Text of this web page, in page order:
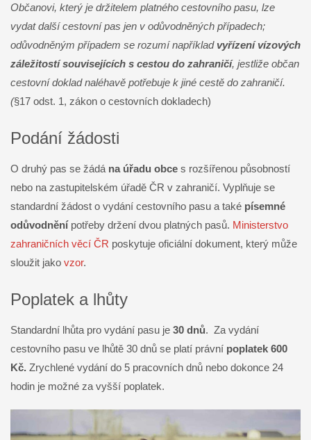
Občanovi, který je držitelem platného cestovního pasu, lze
vydat další cestovní pas jen v odůvodněných případech;
odůvodněným případem se rozumí například vyřízení vízových
záležitostí souvisejících s cestou do zahraničí, jestliže občan
cestovní doklad naléhavě potřebuje k jiné cestě do zahraničí.
(§17 odst. 1, zákon o cestovních dokladech)
Podání žádosti
O druhý pas se žádá na úřadu obce s rozšířenou působností
nebo na zastupitelském úřadě ČR v zahraničí. Vyplňuje se
standardní žádost o vydání cestovního pasu a také písemné
odůvodněnípotřeby držení dvou platných pasů. Ministerstvo
zahraničních věcí ČR poskytuje oficiální dokument, který může
sloužit jako vzor.
Poplatek a lhůty
Standardní lhůta pro vydání pasu je 30 dnů. Za vydání
cestovního pasu ve lhůtě 30 dnů se platí právní poplatek 600
Kč. Zrychlené vydání do 5 pracovních dnů nebo dokonce 24
hodin je možné za vyšší poplatek.